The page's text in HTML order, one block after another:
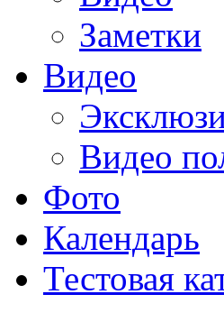
Заметки
Видео
Видео
Фото
Календарь
Тестовая